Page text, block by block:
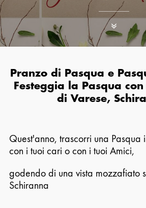
Pranzo di Pasqua e
Festeggia la Pasqua
di Varese,
Quest'anno, trascorri una Pasqua
con i tuoi cari o con i tuoi Amici,
godendo di una vista mozzafiato
Schiranna